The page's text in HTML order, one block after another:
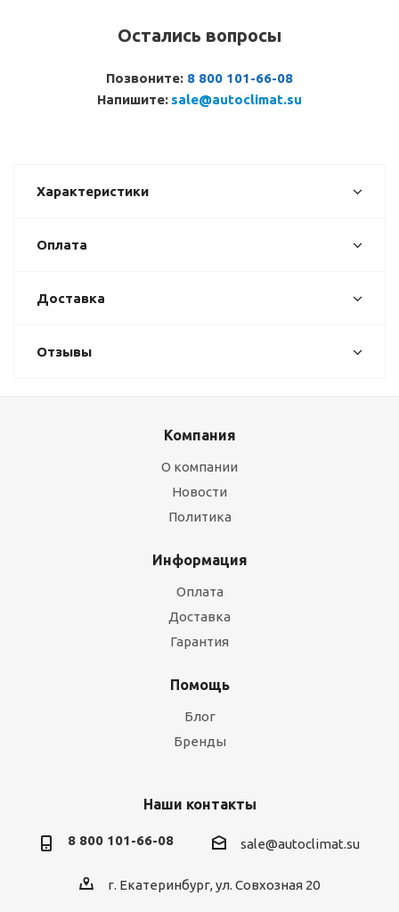
Остались вопросы
Позвоните: 8 800 101-66-08
Напишите: sale@autoclimat.su
Характеристики
Оплата
Доставка
Отзывы
Компания
О компании
Новости
Политика
Информация
Оплата
Доставка
Гарантия
Помощь
Блог
Бренды
Наши контакты
8 800 101-66-08 sale@autoclimat.su
г. Екатеринбург, ул. Совхозная 20